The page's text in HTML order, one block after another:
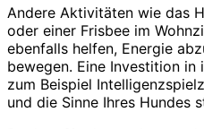
Andere Aktivitäten wie das
oder einer Frisbee im
ebenfalls helfen, Energie
bewegen. Eine Investition
zum Beispiel
und die Sinne Ihres Hundes